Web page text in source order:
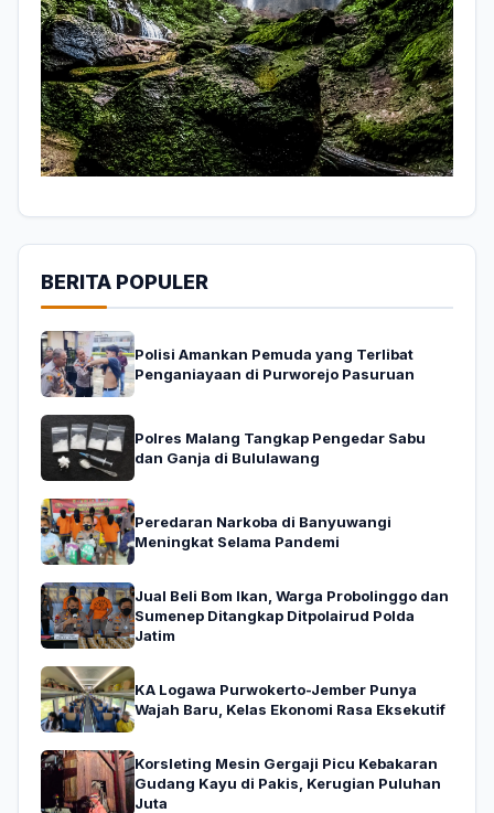
BERITA POPULER
Polisi Amankan Pemuda yang Terlibat
Penganiayaan di Purworejo Pasuruan
Polres Malang Tangkap Pengedar Sabu
dan Ganja di Bululawang
Peredaran Narkoba di Banyuwangi
Meningkat Selama Pandemi
Jual Beli Bom Ikan, Warga Probolinggo dan
Sumenep Ditangkap Ditpolairud Polda
Jatim
KA Logawa Purwokerto-Jember Punya
Wajah Baru, Kelas Ekonomi Rasa Eksekutif
Korsleting Mesin Gergaji Picu Kebakaran
Gudang Kayu di Pakis, Kerugian Puluhan
Juta